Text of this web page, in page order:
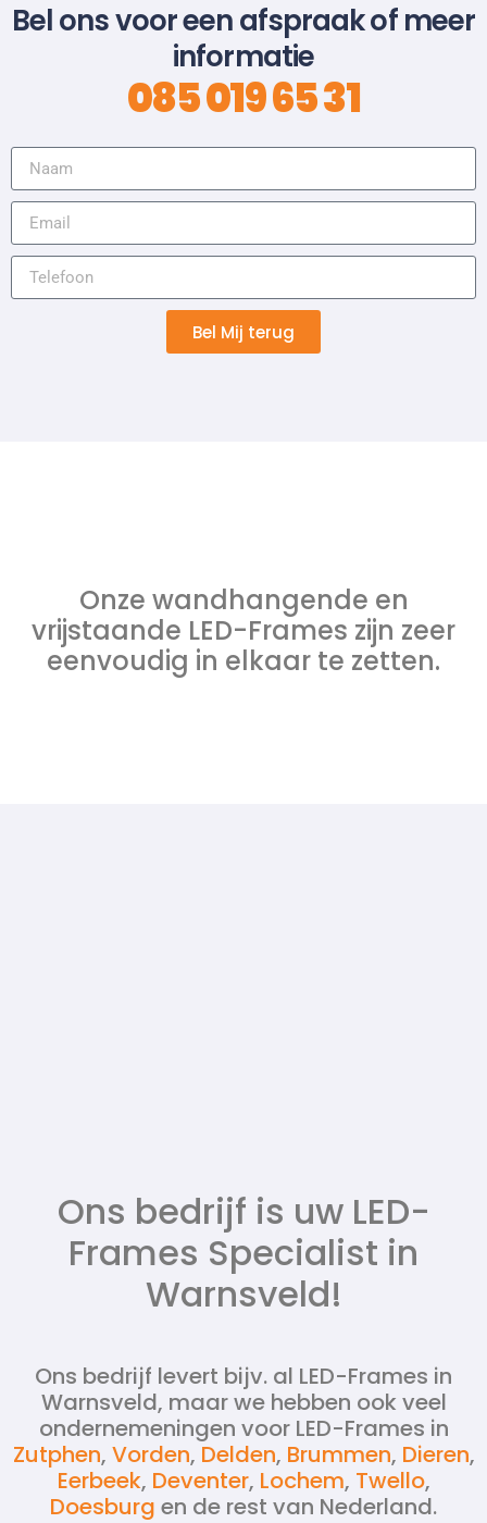
Bel ons voor een afspraak of meer
informatie
085 019 65 31
Bel Mij terug
Onze wandhangende en
vrijstaande LED-Frames zijn zeer
eenvoudig in elkaar te zetten.
Ons bedrijf is uw LED-
Frames Specialist in
Warnsveld!
Ons bedrijf levert bijv. al LED-Frames in
Warnsveld, maar we hebben ook veel
ondernemeningen voor LED-Frames in
Zutphen, Vorden, Delden, Brummen, Dieren,
Eerbeek, Deventer, Lochem, Twello,
Doesburg en de rest van Nederland.